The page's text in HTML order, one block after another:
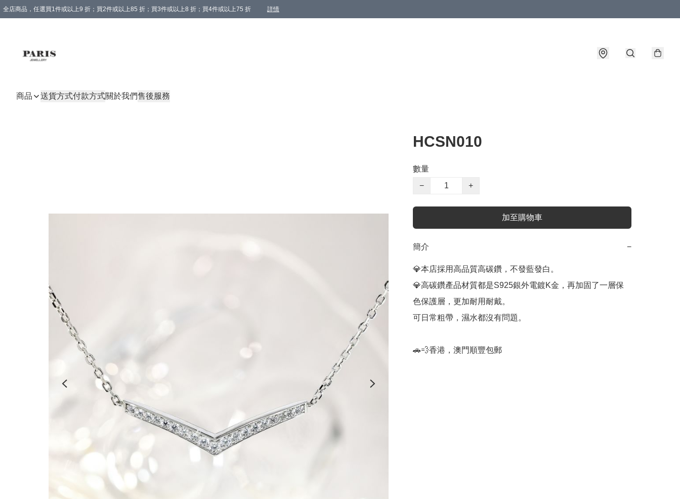
全店商品，任選買1件或以上9 折；買2件或以上85 折；買3件或以上8 折；買4件或以上75 折 詳情
商品 送貨方式付款方式關於我們售後服務
HCSN010
數量
−
+
加至購物車
簡介 −
💎本店採用高品質高碳鑽，不發藍發白。
💎高碳鑽產品材質都是S925銀外電鍍K金，再加固了一層保
色保護層，更加耐用耐戴。
可日常粗帶，濕水都沒有問題。
🚗💨香港，澳門順豐包郵